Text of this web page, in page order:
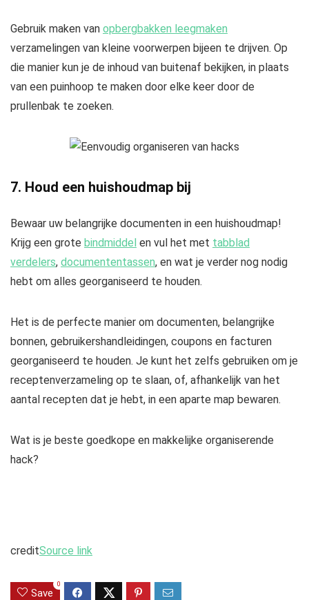
Gebruik maken van opbergbakken leegmaken
verzamelingen van kleine voorwerpen bijeen te drijven. Op
die manier kun je de inhoud van buitenaf bekijken, in plaats
van een puinhoop te maken door elke keer door de
prullenbak te zoeken.
7. Houd een huishoudmap bij
Bewaar uw belangrijke documenten in een huishoudmap!
Krijg een grote bindmiddel en vul het met tabblad
verdelers, documententassen, en wat je verder nog nodig
hebt om alles georganiseerd te houden.
Het is de perfecte manier om documenten, belangrijke
bonnen, gebruikershandleidingen, coupons en facturen
georganiseerd te houden. Je kunt het zelfs gebruiken om je
receptenverzameling op te slaan, of, afhankelijk van het
aantal recepten dat je hebt, in een aparte map bewaren.
Wat is je beste goedkope en makkelijke organiserende
hack?
creditSource link
Save
0